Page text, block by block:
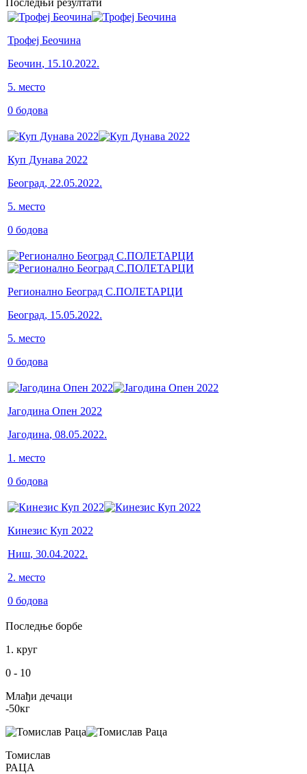
Трофеј Беочина
Беочин, 15.10.2022.
5. место
0 бодова
Куп Дунава 2022
Београд, 22.05.2022.
5. место
0 бодова
Регионално Београд С.ПОЛЕТАРЦИ
Београд, 15.05.2022.
5. место
0 бодова
Јагодина Опен 2022
Јагодина, 08.05.2022.
1 . место
0 бодова
Кинезис Куп 2022
Ниш, 30.04.2022.
2. место
0 бодова
Последње борбе
1. круг
0 - 10
Млађи дечаци
-50кг
Томислав
РАЦА